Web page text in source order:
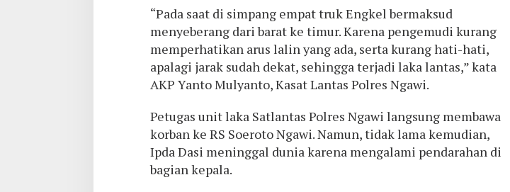
“Pada saat di simpang empat truk Engkel bermaksud
menyeberang dari barat ke timur. Karena pengemudi kurang
memperhatikan arus lalin yang ada, serta kurang hati-hati,
apalagi jarak sudah dekat, sehingga terjadi laka lantas,” kata
AKP Yanto Mulyanto, Kasat Lantas Polres Ngawi.
Petugas unit laka Satlantas Polres Ngawi langsung membawa
korban ke RS Soeroto Ngawi. Namun, tidak lama kemudian,
Ipda Dasi meninggal dunia karena mengalami pendarahan di
bagian kepala.